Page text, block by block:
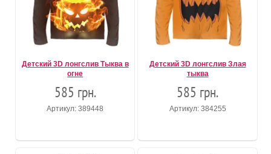
Детский 3D лонгслив Тыква в
огне
585 грн.
Артикул: 389448
Детский 3D лонгслив Злая
тыква
585 грн.
Артикул: 384255